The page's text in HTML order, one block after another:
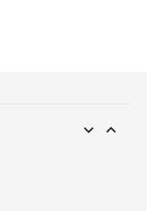
 